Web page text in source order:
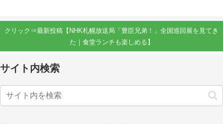
クリック⇒最新投稿【NHK札幌放送局「豊臣兄弟！」全国巡回展を見てき
た｜食堂ランチも楽しめる】
サイト内検索